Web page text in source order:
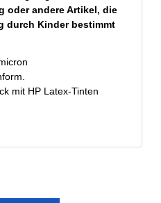
oder andere Artikel, die
durch Kinder bestimmt
mit HP Latex-Tinten